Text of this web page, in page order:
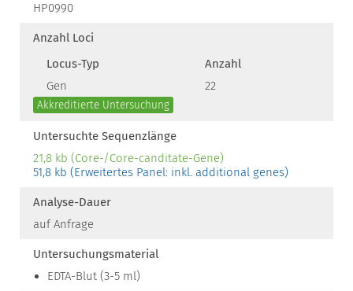
HP0990
Anzahl Loci
Locus-Typ
Anzahl
Gen
22
Akkreditierte Untersuchung
Untersuchte Sequenzlänge
21,8 kb (Core-/Core-canditate-Gene)
51,8 kb (Erweitertes Panel: inkl. additional genes)
Analyse-Dauer
auf Anfrage
Untersuchungsmaterial
EDTA-Blut (3-5 ml)